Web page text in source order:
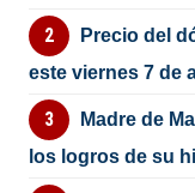
Precio del
este viernes 7 de
Madre de
los logros de su